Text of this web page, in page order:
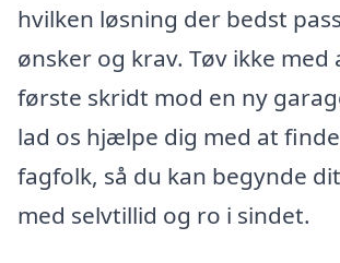
hvilken løsning der bedst
ønsker og krav. Tøv ikke med
første skridt mod en ny
lad os hjælpe dig med at
fagfolk, så du kan begynde
med selvtillid og ro i sindet.